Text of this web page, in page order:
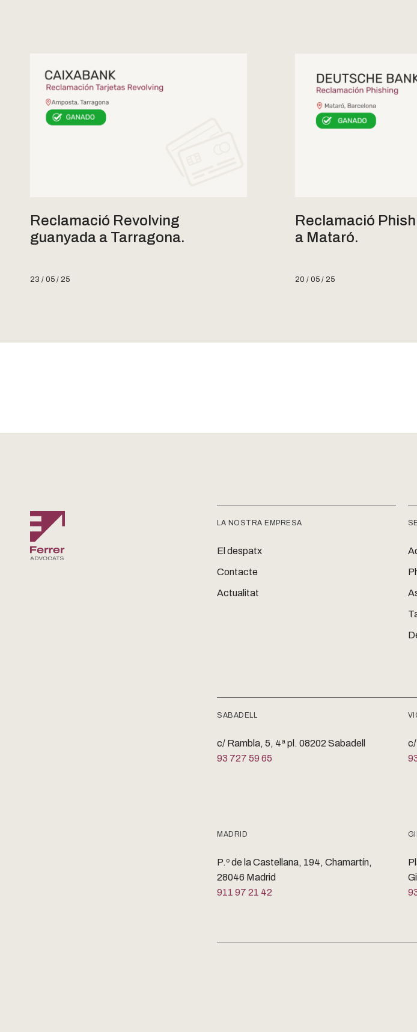
Reclamació Revolving
guanyada a Tarragona.
23 / 05 / 25
Reclamació
a Mataró.
20 / 05 / 25
LA NOSTRA EMPRESA
El despatx
Contacte
Actualitat
SABADELL
c/ Rambla, 5, 4ª pl. 08202 Sabadell
93 727 59 65
c/
MADRID
P.º de la Castellana, 194, Chamartín,
28046 Madrid
911 97 21 42